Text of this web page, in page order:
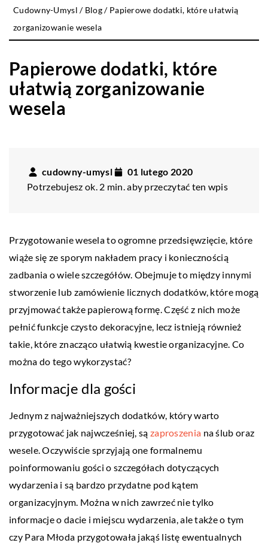
Cudowny-Umysl / Blog/ Papierowe dodatki, które ułatwią
zorganizowanie wesela
Papierowe dodatki, które
ułatwią zorganizowanie
wesela
cudowny-umysl
01 lutego 2020
Potrzebujesz ok. 2 min. aby przeczytać ten wpis
Przygotowanie wesela to ogromne przedsięwzięcie, które
wiąże się ze sporym nakładem pracy i koniecznością
zadbania o wiele szczegółów. Obejmuje to między innymi
stworzenie lub zamówienie licznych dodatków, które mogą
przyjmować także papierową formę. Część z nich może
pełnić funkcje czysto dekoracyjne, lecz istnieją również
takie, które znacząco ułatwią kwestie organizacyjne. Co
można do tego wykorzystać?
Informacje dla gości
Jednym z najważniejszych dodatków, który warto
przygotować jak najwcześniej, są zaproszenia na ślub oraz
wesele. Oczywiście sprzyjają one formalnemu
poinformowaniu gości o szczegółach dotyczących
wydarzenia i są bardzo przydatne pod kątem
organizacyjnym. Można w nich zawrzeć nie tylko
informacje o dacie i miejscu wydarzenia, ale także o tym
czy Para Młoda przygotowała jakąś listę ewentualnych